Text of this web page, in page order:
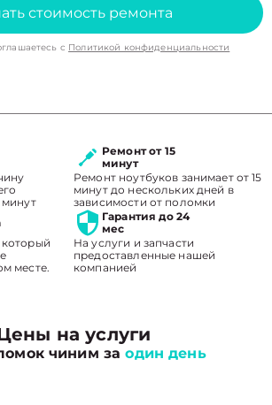
стоимость ремонта
с Политикой конфиденциальности
минут
Ремонт от 15
минут
Ремонт ноутбуков занимает от 15
минут до нескольких дней в
зависимости от поломки
месте.
Гарантия до 24
мес
На услуги и запчасти
предоставленные нашей
компанией
на услуги
чиним заодин день